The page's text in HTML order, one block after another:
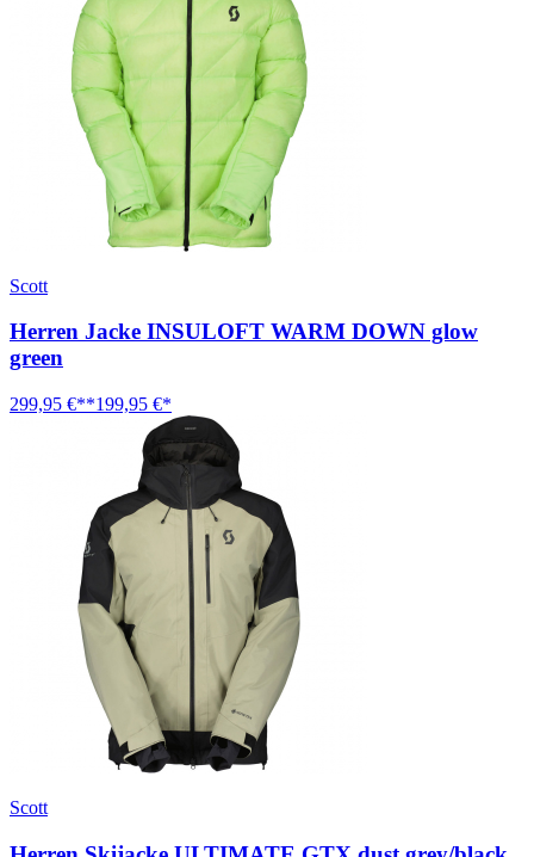
Scott
Herren Jacke INSULOFT WARM DOWN glow
green
299,95 €**199,95 €*
Scott